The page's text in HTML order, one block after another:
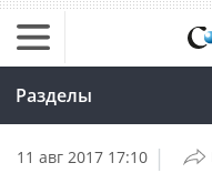
Разделы
11 авг 2017 17:10 |